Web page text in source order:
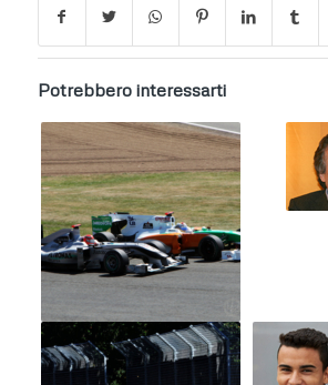
Potrebbero interessarti